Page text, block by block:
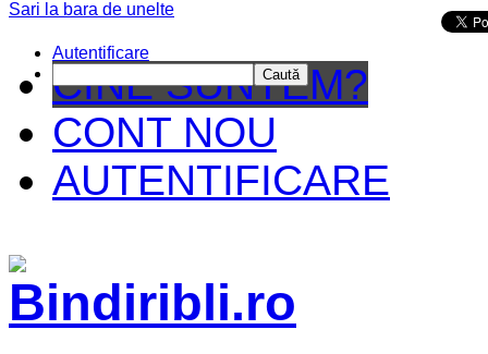
CINE SUNTEM?
CONT NOU
AUTENTIFICARE
Sari la bara de unelte
Autentificare
Caută